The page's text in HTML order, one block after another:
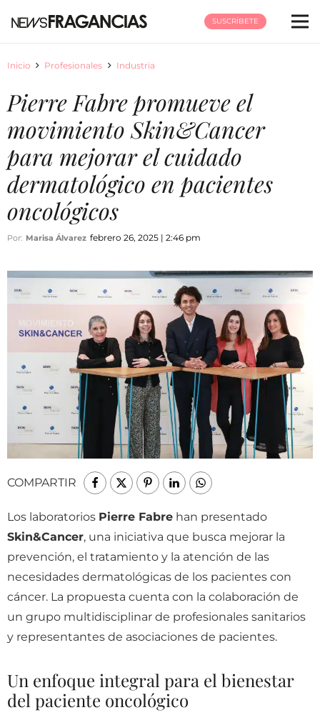
SUSCRÍBETE
Inicio Profesionales Industria
Pierre Fabre promueve el
movimiento Skin&Cancer
para mejorar el cuidado
dermatológico en pacientes
oncológicos
Por: Marisa Álvarez febrero 26, 2025 | 2:46 pm
COMPARTIR
Los laboratorios Pierre Fabre han presentado
Skin&Cancer, una iniciativa que busca mejorar la
prevención, el tratamiento y la atención de las
necesidades dermatológicas de los pacientes con
cáncer. La propuesta cuenta con la colaboración de
un grupo multidisciplinar de profesionales sanitarios
y representantes de asociaciones de pacientes.
Un enfoque integral para el bienestar
del paciente oncológico